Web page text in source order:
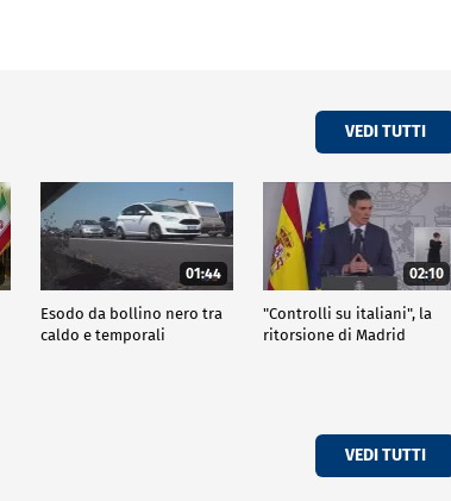
VEDI TUTTI
01:44
Esodo da bollino nero tra
caldo e temporali
02:10
"Controlli su italiani", la
ritorsione di Madrid
VEDI TUTTI